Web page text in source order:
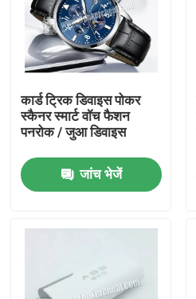
कार्ड ट्रिक डिवाइस पोकर
स्कैनर स्मार्ट वॉच फैशन
पनरोक / जुआ डिवाइस
जांच भेजें